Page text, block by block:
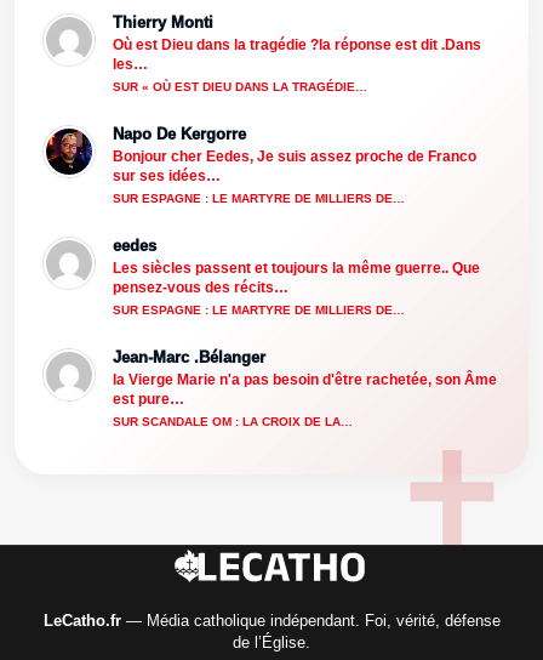
Thierry Monti
Où est Dieu dans la tragédie ?la réponse est dit .Dans
les…
SUR « OÙ EST DIEU DANS LA TRAGÉDIE…
Napo De Kergorre
Bonjour cher Eedes, Je suis assez proche de Franco
sur ses idées…
SUR ESPAGNE : LE MARTYRE DE MILLIERS DE…
eedes
Les siècles passent et toujours la même guerre.. Que
pensez-vous des récits…
SUR ESPAGNE : LE MARTYRE DE MILLIERS DE…
Jean-Marc .Bélanger
la Vierge Marie n'a pas besoin d'être rachetée, son Âme
est pure…
SUR SCANDALE OM : LA CROIX DE LA…
LeCatho.fr— Média catholique indépendant. Foi, vérité, défense
de l’Église.